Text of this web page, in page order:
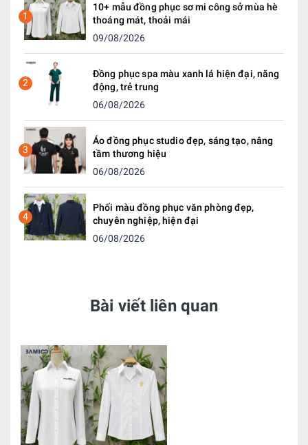
1
10+ mẫu đồng phục sơ mi công sở mùa hè
thoáng mát, thoải mái
09/08/2026
2
Đồng phục spa màu xanh lá hiện đại, năng
động, trẻ trung
06/08/2026
3
Áo đồng phục studio đẹp, sáng tạo, nâng
tầm thương hiệu
06/08/2026
4
Phối màu đồng phục văn phòng đẹp,
chuyên nghiệp, hiện đại
06/08/2026
Bài viết liên quan